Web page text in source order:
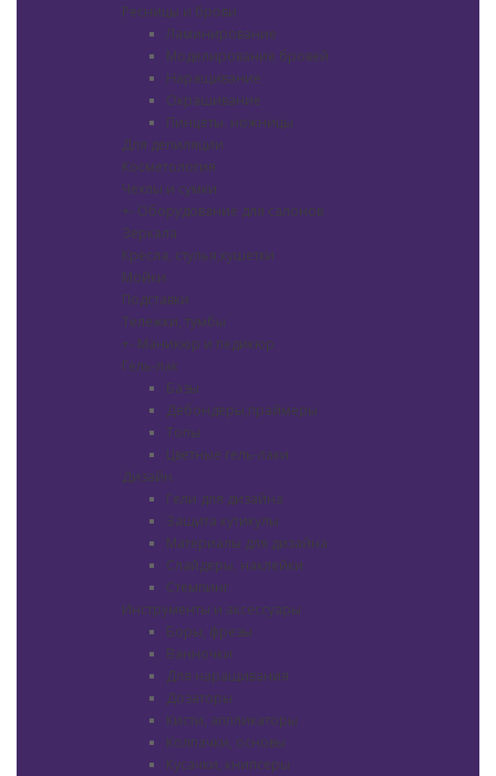
Ресницы и брови
Ламинирование
Моделирование бровей
Наращивание
Окрашивание
Пинцеты. ножницы
Для депиляции
Косметология
Чехлы и сумки
+- Оборудование для салонов
Зеркала
Кресла, стулья,кушетки
Мойки
Подставки
Тележки, тумбы
+- Маникюр и педикюр
Гель-лак
Базы
Дебондеры,праймеры
Топы
Цветные гель-лаки
Дизайн
Гели для дизайна
Защита кутикулы
Материалы для дизайна
Слайдеры, наклейки
Стемпинг
Инструменты и аксессуары
Боры, фрезы
Ванночки
Для наращивания
Дозаторы
Кисти, аппликаторы
Колпачки, основы
Кусачки, книпсеры